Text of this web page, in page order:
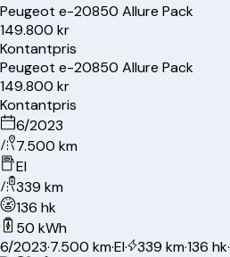
Peugeot e-20850 Allure Pack
149.800 kr
Kontantpris
Peugeot e-20850 Allure Pack
149.800 kr
Kontantpris
6/2023
7.500 km
El
339 km
136 hk
50 kWh
6/2023·7.500 km·El· 339 km·136 hk·